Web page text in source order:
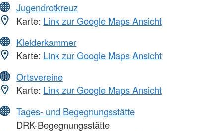
Jugendrotkreuz
Karte: Link zur Google Maps Ansicht
Kleiderkammer
Karte: Link zur Google Maps Ansicht
Ortsvereine
Karte: Link zur Google Maps Ansicht
Tages- und Begegnungsstätte
DRK-Begegnungsstätte